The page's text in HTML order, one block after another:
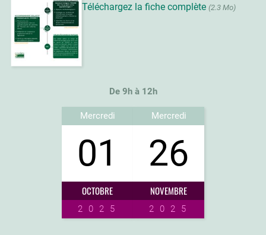
Téléchargez la fiche complète (2.3 Mo)
De 9h à 12h
Mercredi
01
OCTOBRE
2025
Mercredi
26
NOVEMBRE
2025